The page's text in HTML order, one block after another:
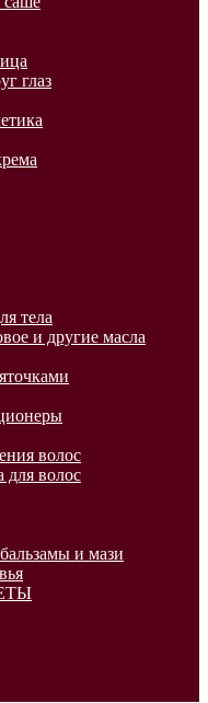
глаз
тела
и другие масла
волос
для волос
и мази